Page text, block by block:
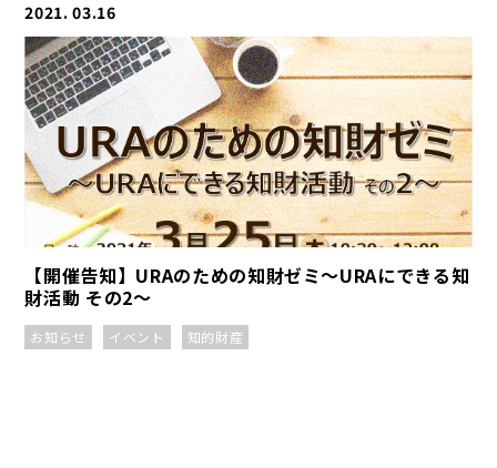
2021. 03.16
【開催告知】URAのための知財ゼミ～URAにできる知
財活動 その2～
お知らせ イベント 知的財産